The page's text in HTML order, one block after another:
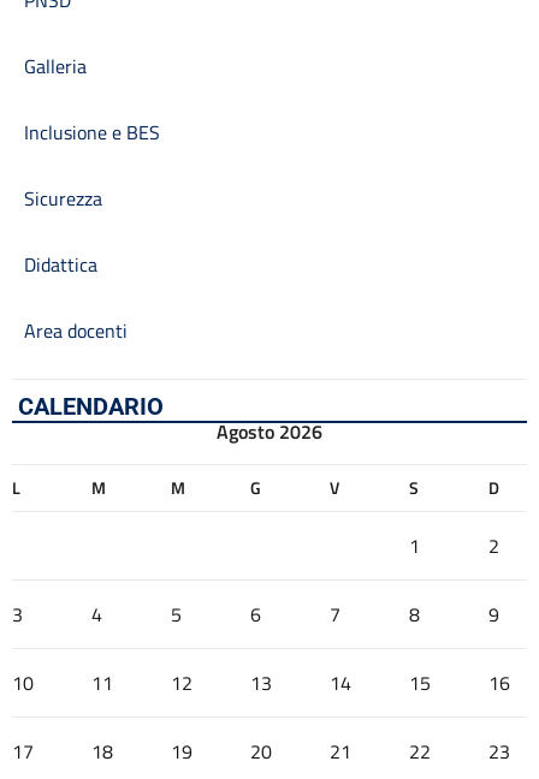
Galleria
Inclusione e BES
Sicurezza
Didattica
Area docenti
CALENDARIO
Agosto 2026
L M M G V S D
1 2
3 4 5 6 7 8 9
10 11 12 13 14 15 16
17 18 19 20 21 22 23